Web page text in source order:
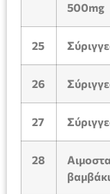
500mg
25
26
27
28
βαμβάκι